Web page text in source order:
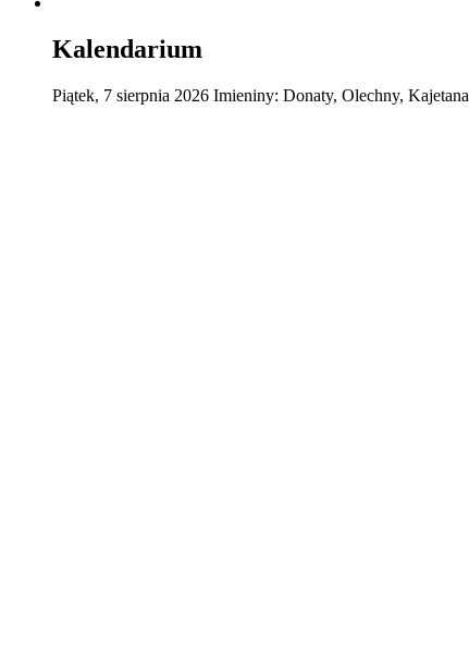
Kalendarium
Piątek, 7 sierpnia 2026 Imieniny: Donaty, Olechny, Kajetana